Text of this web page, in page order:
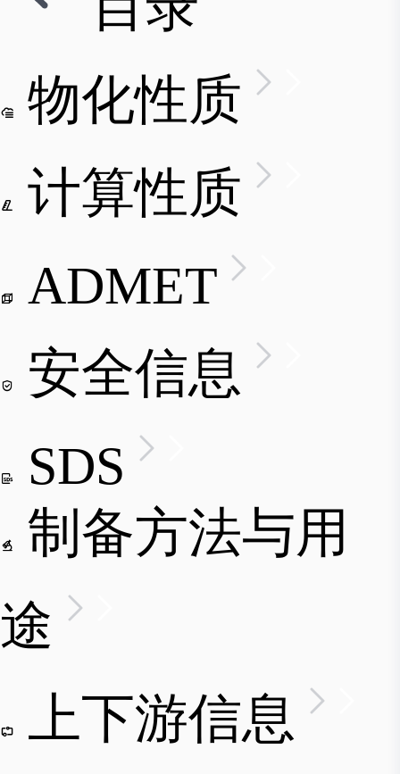
物化性质
计算性质
ADMET
安全信息
SDS
制备方法与用
途
上下游信息